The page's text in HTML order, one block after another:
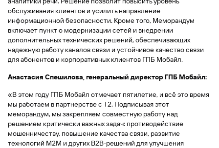
карт
Дополнительная
карта-стикер
Банки-
Gazprom
Pay
Федеральный
закон №115-
ФЗ
Быстрый
поиск
по
сайту
Вклады
по
сайту
Вклады
управления
Налоговый
вычет
Быстрый
поиск
по
сайту
Вклады
сайту
Вклады
партнером
Партнерам
Информация
для
партнеров
поиск
по
сайту
Вклады
GPB-
i-
Trade
GorodPay
Открыть
брокерский
счет
Брокер-
клиент
115-ФЗ
для
малого
бизнеса
115-ФЗ
для
бизнеса
Офисы
обслуживания
юридических
лиц
Вклады
обслуживания клиентов и усилить направление
информационной безопасности. Кроме того, Меморандум
включает пункт о модернизации сетей и внедрении
дополнительных технических решений, обеспечивающих
надежную работу каналов связи и устойчивое качество связи
для абонентов и корпоративных клиентов ГПБ Мобайл.
Анастасия Спешилова, генеральный директор ГПБ Мобайл:
«В этом году ГПБ Мобайл отмечает пятилетие, и всё это время
мы работаем в партнерстве с Т2. Подписывая этот
меморандум, мы закрепляем совместную работу над
решением критически важных задач: противодействие
мошенничеству, повышение качества связи, развитие
технологий M2M и других B2B-решений для улучшения